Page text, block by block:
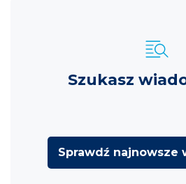
Szukasz
Sprawdź najnowsze